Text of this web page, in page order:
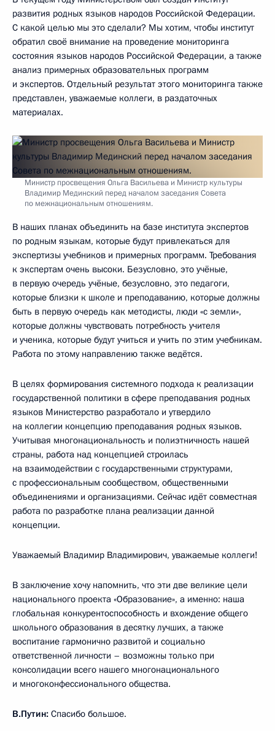
развития родных языков народов Российской Федерации.
С какой целью мы это сделали? Мы хотим, чтобы институт
обратил своё внимание на проведение мониторинга
состояния языков народов Российской Федерации, а также
анализ примерных образовательных программ
и экспертов. Отдельный результат этого мониторинга также
представлен, уважаемые коллеги, в раздаточных
материалах.
Министр просвещения Ольга Васильева и Министр культуры
Владимир Мединский перед началом заседания Совета
по межнациональным отношениям.
В наших планах объединить на базе института экспертов
по родным языкам, которые будут привлекаться для
экспертизы учебников и примерных программ. Требования
к экспертам очень высоки. Безусловно, это учёные,
в первую очередь учёные, безусловно, это педагоги,
которые близки к школе и преподаванию, которые должны
быть в первую очередь как методисты, люди «с земли»,
которые должны чувствовать потребность учителя
и ученика, которые будут учиться и учить по этим учебникам.
Работа по этому направлению также ведётся.
В целях формирования системного подхода к реализации
государственной политики в сфере преподавания родных
языков Министерство разработало и утвердило
на коллегии концепцию преподавания родных языков.
Учитывая многонациональность и полиэтничность нашей
страны, работа над концепцией строилась
на взаимодействии с государственными структурами,
с профессиональным сообществом, общественными
объединениями и организациями. Сейчас идёт совместная
работа по разработке плана реализации данной
концепции.
Уважаемый Владимир Владимирович, уважаемые коллеги!
В заключение хочу напомнить, что эти две великие цели
национального проекта «Образование», а именно: наша
глобальная конкурентоспособность и вхождение общего
школьного образования в десятку лучших, а также
воспитание гармонично развитой и социально
ответственной личности – возможны только при
консолидации всего нашего многонационального
и многоконфессионального общества.
В.Путин: Спасибо большое.